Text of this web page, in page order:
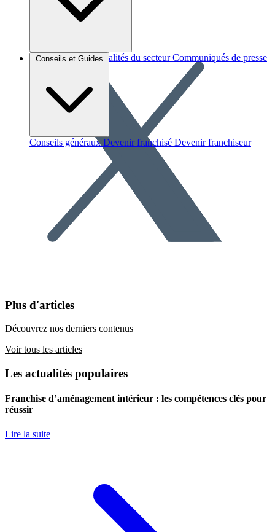
Brèves et actus Actualités du secteur Communiqués de presse
Conseils et Guides
Conseils généraux Devenir franchisé Devenir franchiseur
Plus d'articles
Découvrez nos derniers contenus
Voir tous les articles
Les actualités populaires
Franchise d’aménagement intérieur : les compétences clés pour
réussir
Lire la suite